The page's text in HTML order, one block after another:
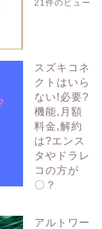
21件のビュー
スズキコネ
クトはいら
ない!必要?
機能,月額
料金,解約
は?エンス
タやドラレ
コの方が
〇？
アルトワー